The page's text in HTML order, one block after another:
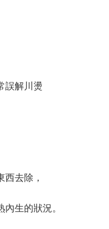
誤解川燙
去除，
生的狀況。